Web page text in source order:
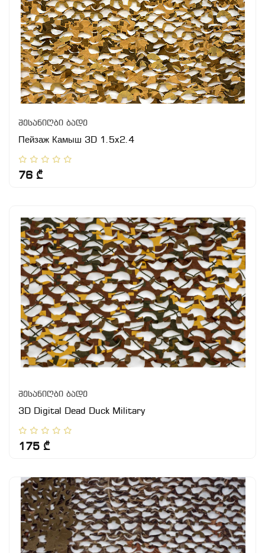
შესანიღბი ბადე
Пейзаж Камыш 3D 1.5x2.4
76 ₾
შესანიღბი ბადე
3D Digital Dead Duck Military
175 ₾